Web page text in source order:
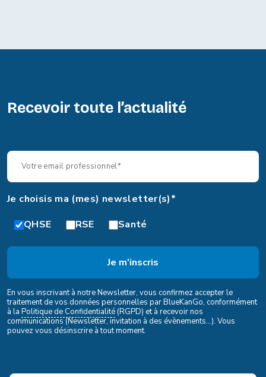
Recevoir toute l’actualité
Je choisis ma (mes) newsletter(s)*
QHSE
RSE Santé
En vous inscrivant à notre Newsletter, vous confirmez accepter le
traitement de vos données personnelles par BlueKanGo, conformément
à la Politique de Confidentialité(RGPD) et à recevoir nos
communications (Newsletter, invitation à des évènements...). Vous
pouvez vous désinscrire à tout moment.